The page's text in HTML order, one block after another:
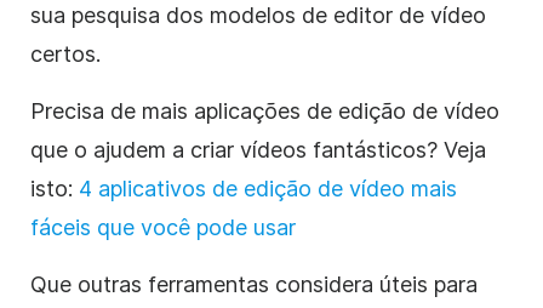
sua pesquisa dos modelos de editor de vídeo
certos.
Precisa de mais aplicações de edição de vídeo
que o ajudem a criar vídeos fantásticos? Veja
isto: 4 aplicativos de edição de vídeo mais
fáceis que você pode usar
Que outras ferramentas considera úteis para